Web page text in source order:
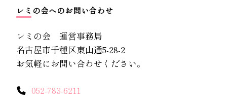
レミの会へのお問い合わせ
レミの会 運営事務局
名古屋市千種区東山通5-28-2
お気軽にお問い合わせください。
052-783-6211